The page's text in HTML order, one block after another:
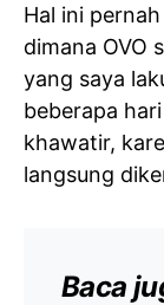
Hal ini
dimana OVO
yang saya
beberapa
khawatir,
langsung
Baca